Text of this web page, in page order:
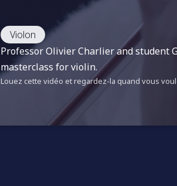
Violon
Professor Olivier Charlier and student
masterclass for violin.
Louez cette vidéo et regardez-la quand vous